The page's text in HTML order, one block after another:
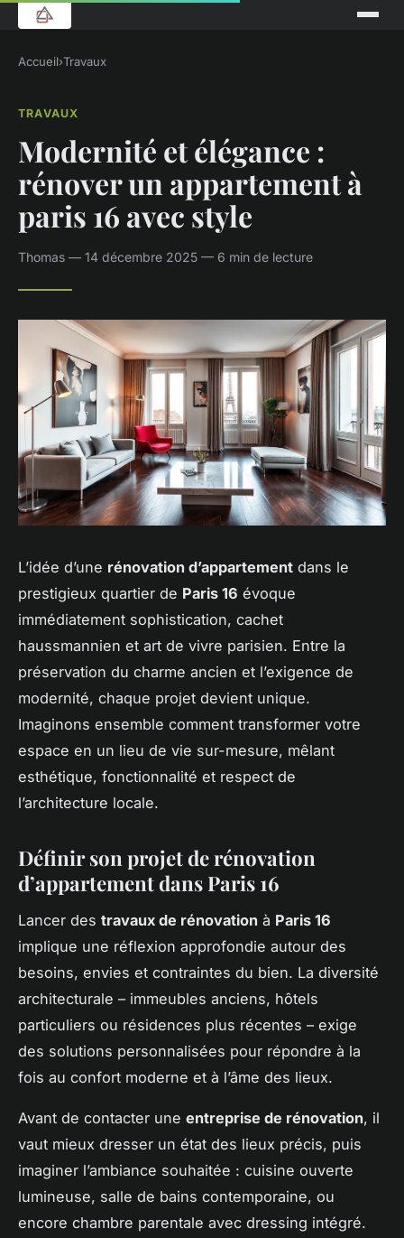
Accueil›Travaux
TRAVAUX
Modernité et élégance :
rénover un appartement à
paris 16 avec style
Thomas — 14 décembre 2025 — 6 min de lecture
L’idée d’une rénovation d’appartement dans le
prestigieux quartier de Paris 16 évoque
immédiatement sophistication, cachet
haussmannien et art de vivre parisien. Entre la
préservation du charme ancien et l’exigence de
modernité, chaque projet devient unique.
Imaginons ensemble comment transformer votre
espace en un lieu de vie sur-mesure, mêlant
esthétique, fonctionnalité et respect de
l’architecture locale.
Définir son projet de rénovation
d’appartement dans Paris 16
Lancer des travaux de rénovation à Paris 16
implique une réflexion approfondie autour des
besoins, envies et contraintes du bien. La diversité
architecturale – immeubles anciens, hôtels
particuliers ou résidences plus récentes – exige
des solutions personnalisées pour répondre à la
fois au confort moderne et à l’âme des lieux.
Avant de contacter une entreprise de rénovation, il
vaut mieux dresser un état des lieux précis, puis
imaginer l’ambiance souhaitée : cuisine ouverte
lumineuse, salle de bains contemporaine, ou
encore chambre parentale avec dressing intégré.